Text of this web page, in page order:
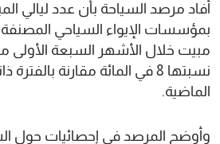
أفاد مرصد السياحة بأن عدد ليالي
نسبتها 8 في المائة مقارنة
الماضية.
وأوضح المرصد في إحصائيات حول